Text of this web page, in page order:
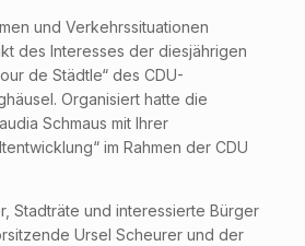
und Verkehrssituationen
des Interesses der diesjährigen
de Städtle“ des CDU-
Organisiert hatte die
Schmaus mit Ihrer
im Rahmen der CDU
Stadträte und interessierte Bürger
Ursel Scheurer und der